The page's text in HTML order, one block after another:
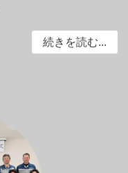
続きを読む...